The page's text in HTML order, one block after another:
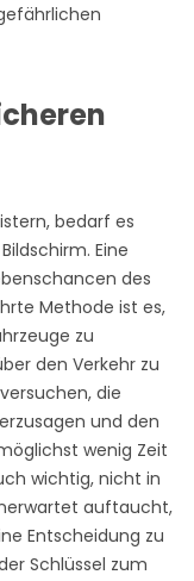
bedarf es
Eine
des
Methode ist es,
zu
den Verkehr zu
die
und den
wenig Zeit
wichtig, nicht in
auftaucht,
Entscheidung zu
Schlüssel zum